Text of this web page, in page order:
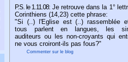
P.S. le 1.11.08: Je retrouve dans la 1°
Corinthiens (14,23) cette phrase:
"Si (..) l'Eglise est (..) rassemblée
tous parlent en langues, les
auditeurs ou les non-croyants qui
ne vous croiront-ils pas fous?"
Commenter sur le blog